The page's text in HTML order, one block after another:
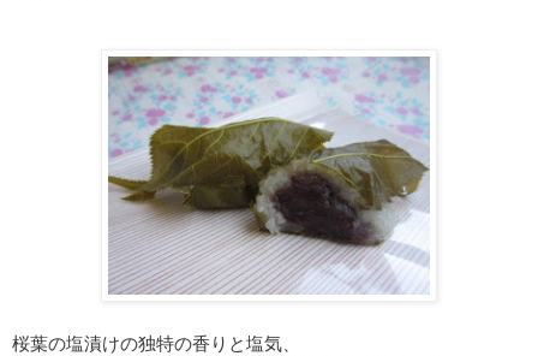
桜葉の塩漬けの独特の香りと塩気、